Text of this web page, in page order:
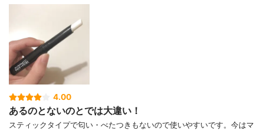
4.00
あるのとないのとでは大違い！
スティックタイプで匂い・べたつきもないので使いやすいです。今はマ